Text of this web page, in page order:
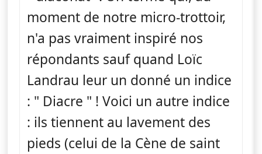
moment de notre micro-trottoir,
n'a pas vraiment inspiré nos
répondants sauf quand Loïc
Landrau leur un donné un indice
: " Diacre " ! Voici un autre indice
: ils tiennent au lavement des
pieds (celui de la Cène de saint